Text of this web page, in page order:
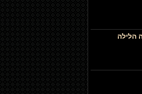
הלילה